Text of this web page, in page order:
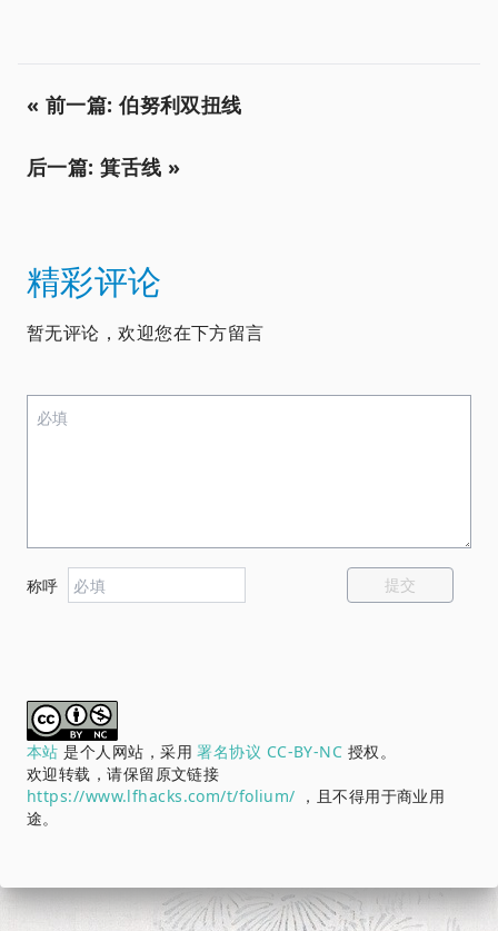
« 前一篇: 伯努利双扭线
后一篇: 箕舌线 »
精彩评论
暂无评论，欢迎您在下方留言
称呼 提交
本站 是个人网站，采用署名协议 CC-BY-NC 授权。
欢迎转载，请保留原文链接
https://www.lfhacks.com/t/folium/ ，且不得用于商业用
途。